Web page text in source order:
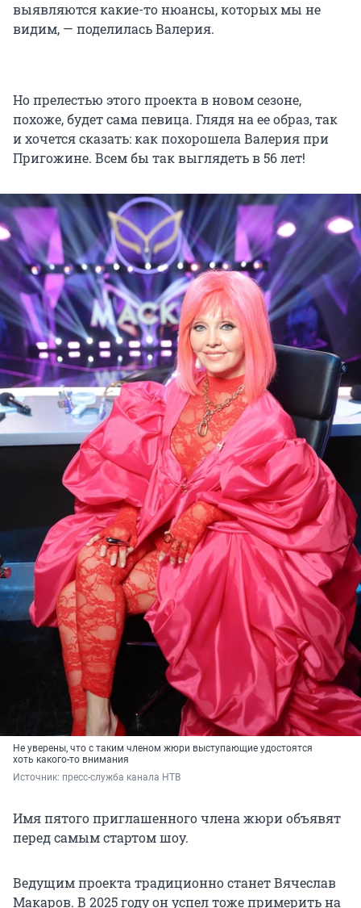
выявляются какие-то нюансы, которых мы не
видим, — поделилась Валерия.
Но прелестью этого проекта в новом сезоне,
похоже, будет сама певица. Глядя на ее образ, так
и хочется сказать: как похорошела Валерия при
Пригожине. Всем бы так выглядеть в 56 лет!
Не уверены, что с таким членом жюри выступающие удостоятся
хоть какого-то внимания
Источник: пресс-служба канала НТВ
Имя пятого приглашенного члена жюри объявят
перед самым стартом шоу.
Ведущим проекта традиционно станет Вячеслав
Макаров. В 2025 году он успел тоже примерить на